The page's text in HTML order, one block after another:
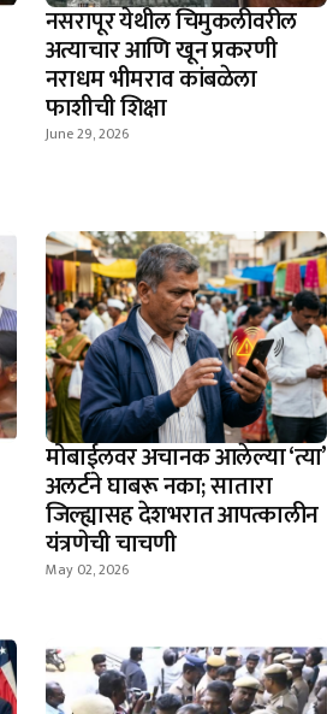
नसरापूर येथील चिमुकलीवरील
अत्याचार आणि खून प्रकरणी
नराधम भीमराव कांबळेला
फाशीची शिक्षा
June 29, 2026
मोबाईलवर अचानक आलेल्या ‘त्या’
अलर्टने घाबरू नका; सातारा
जिल्ह्यासह देशभरात आपत्कालीन
यंत्रणेची चाचणी
May 02, 2026